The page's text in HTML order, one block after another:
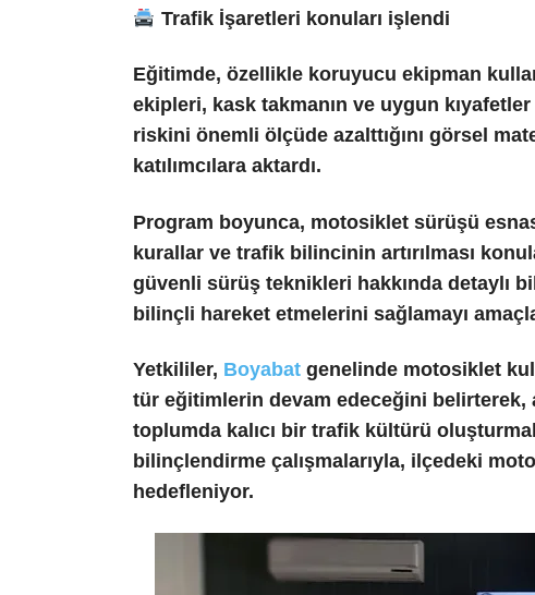
Trafik İşaretleri konuları işlendi
Eğitimde, özellikle koruyucu ekipman
ekipleri, kask takmanın ve uygun
riskini önemli ölçüde azalttığını görsel
katılımcılara aktardı.
Program boyunca, motosiklet sürüşü
kurallar ve trafik bilincinin artırılması
güvenli sürüş teknikleri hakkında detaylı
bilinçli hareket etmelerini sağlamayı
Yetkililer, Boyabat genelinde motosiklet
tür eğitimlerin devam edeceğini belirterek,
toplumda kalıcı bir trafik kültürü
bilinçlendirme çalışmalarıyla, ilçedeki
hedefleniyor.